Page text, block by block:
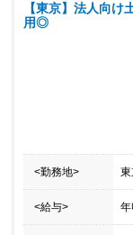
の活用が難しいケ
提案は建築に限定
ら50代の営業社員
で昇格する為、年
間の採用と営業地
効率化を実現して
わらず利益に応じ
チベーションにな
【東京】法人向
用◎
<勤務地>
<給与> 年